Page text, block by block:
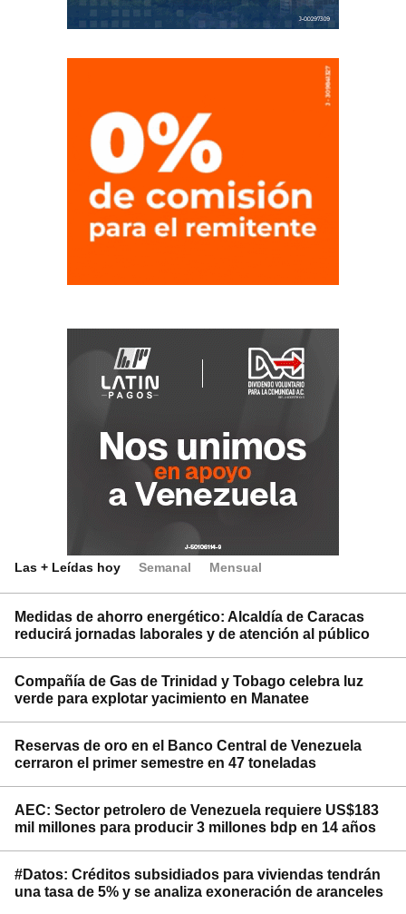
Las + Leídas hoy Semanal Mensual
Medidas de ahorro energético: Alcaldía de Caracas
reducirá jornadas laborales y de atención al público
Compañía de Gas de Trinidad y Tobago celebra luz
verde para explotar yacimiento en Manatee
Reservas de oro en el Banco Central de Venezuela
cerraron el primer semestre en 47 toneladas
AEC: Sector petrolero de Venezuela requiere US$183
mil millones para producir 3 millones bdp en 14 años
#Datos: Créditos subsidiados para viviendas tendrán
una tasa de 5% y se analiza exoneración de aranceles